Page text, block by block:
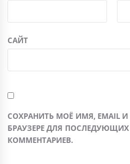
САЙТ
СОХРАНИТЬ МОЁ ИМЯ, EMAIL
БРАУЗЕРЕ ДЛЯ
КОММЕНТАРИЕВ.